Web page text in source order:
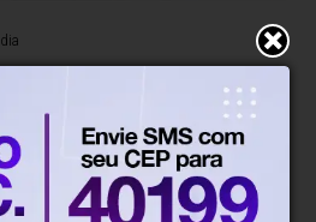
cresce em Gaspar e
empreendedores
semestre
no número de
e mais de 2,4 mil